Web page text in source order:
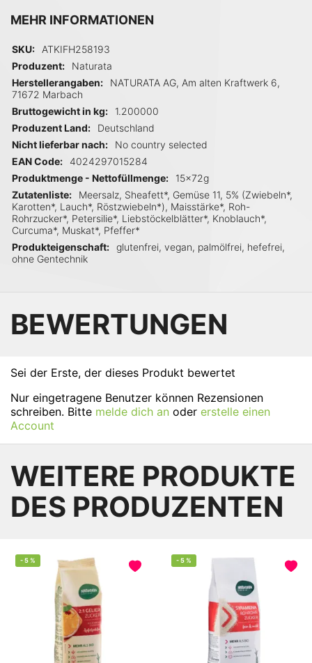
MEHR INFORMATIONEN
Mehr Informationen
SKU
ATKIFH258193
Produzent
Naturata
Herstellerangaben
NATURATA AG, Am alten Kraftwerk 6,
71672 Marbach
Bruttogewicht in kg
1.200000
Produzent Land
Deutschland
Nicht lieferbar nach
No country selected
EAN Code
4024297015284
Produktmenge - Nettofüllmenge
15x72g
Zutatenliste
Meersalz, Sheafett*, Gemüse 11, 5% (Zwiebeln*,
Karotten*, Lauch*, Röstzwiebeln*), Maisstärke*, Roh-
Rohrzucker*, Petersilie*, Liebstöckelblätter*, Knoblauch*,
Curcuma*, Muskat*, Pfeffer*
Produkteigenschaft
glutenfrei, vegan, palmölfrei, hefefrei,
ohne Gentechnik
BEWERTUNGEN
Sei der Erste, der dieses Produkt bewertet
Nur eingetragene Benutzer können Rezensionen
schreiben. Bitte melde dich an oder erstelle einen
Account
WEITERE PRODUKTE
DES PRODUZENTEN
-5% -5%